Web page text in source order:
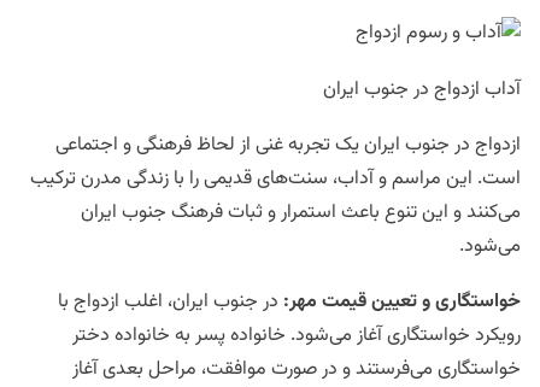
آداب ازدواج در جنوب ایران
ازدواج در جنوب ایران یک تجربه غنی از لحاظ فرهنگی و اجتماعی
است. این مراسم و آداب، سنت‌های قدیمی را با زندگی مدرن ترکیب
می‌کنند و این تنوع باعث استمرار و ثبات فرهنگ جنوب ایران
می‌شود.
خواستگاری و تعیین قیمت مهر: در جنوب ایران، اغلب ازدواج با
رویکرد خواستگاری آغاز می‌شود. خانواده پسر به خانواده دختر
خواستگاری می‌فرستند و در صورت موافقت، مراحل بعدی آغاز